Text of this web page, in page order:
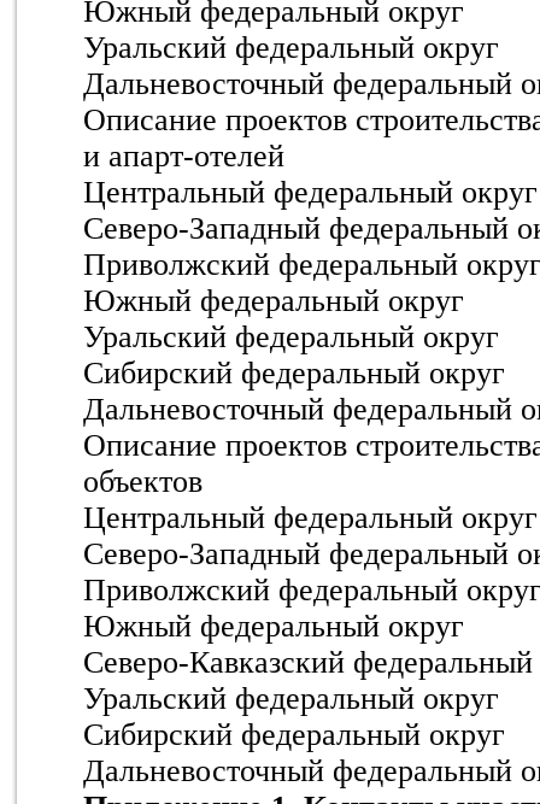
Южный федеральный округ
Уральский федеральный округ
Дальневосточный федеральный
Описание проектов
и апарт-отелей
Центральный федеральный округ
Северо-Западный федеральный
Приволжский федеральный
Южный федеральный округ
Уральский федеральный округ
Сибирский федеральный округ
Дальневосточный федеральный
Описание проектов
объектов
Центральный федеральный округ
Северо-Западный федеральный
Приволжский федеральный
Южный федеральный округ
Северо-Кавказский федеральный
Уральский федеральный округ
Сибирский федеральный округ
Дальневосточный федеральный